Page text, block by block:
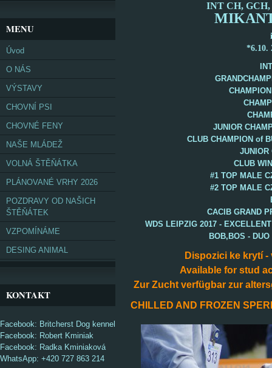
INT CH,
*6.10.
JUNIOR
CLUB CHAMPION of
JUNIOR
CLUB
#1 TOP MALE
#2 TOP MALE
CACIB GRAND
WDS LEIPZIG 2017 -
BOB,BOS -
Dispozici ke krytí
Available for stud
Zur Zucht verfügbar zur
CHILLED AND FROZEN
MENU
Úvod
O NÁS
VÝSTAVY
CHOVNÍ PSI
CHOVNÉ FENY
NAŠE MLÁDEŽ
VOLNÁ ŠTĚŇÁTKA
PLÁNOVANÉ VRHY 2026
POZDRAVY OD NAŠICH
ŠTĚŇÁTEK
VZPOMÍNÁME
DESING ANIMAL
KONTAKT
Facebook: Britcherst Dog kennel
Facebook: Robert Kminiak
Facebook: Radka Kminiaková
WhatsApp: +420 727 863 214